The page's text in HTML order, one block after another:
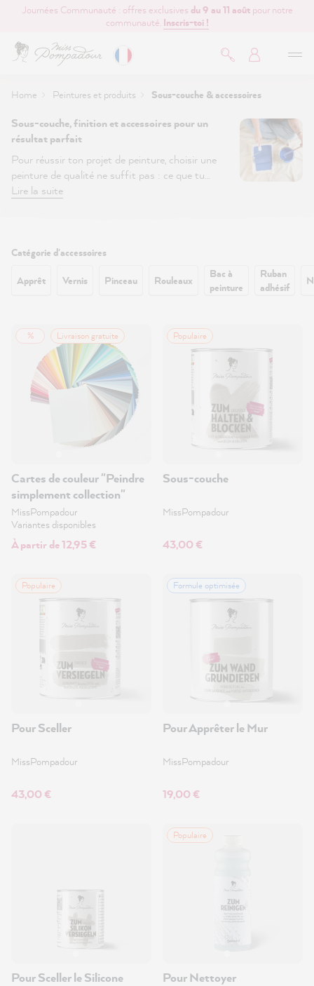
principal
Journées Communauté : offres exclusives du 9 au 11 aoûtpour notre
communauté. Inscris-toi !
Home Peintures et produits Sous-couche & accessoires
Sous-couche, finition et accessoires pour un
résultat parfait
Pour réussir ton projet de peinture, choisir une
peinture de qualité ne suffit pas : ce que tu
appliques avant et après est tout aussi essentiel.
Lire la suite
Catégorie d'accessoires
Apprêt Vernis Pinceau Rouleaux
Bac à
peinture
Ruban
adhésif
% Livraison gratuite
Cartes de couleur "Peindre
simplement collection"
MissPompadour
Variantes disponibles
À partir de 12,95 €
Populaire
Sous-couche
MissPompadour
43,00 €
Populaire
Pour Sceller
MissPompadour
43,00 €
Formule optimisée
Pour Apprêter le Mur
MissPompadour
19,00 €
Pour Sceller le Silicone
Populaire
Pour Nettoyer